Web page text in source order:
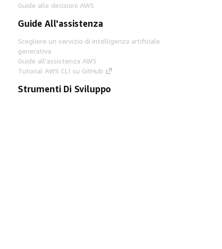
Guide alle decisioni AWS
Guide All'assistenza
Scegliere un servizio di intelligenza artificiale
generativa
Guide all'assistenza AWS
Tutorial AWS CLI su GitHub
Strumenti Di Sviluppo